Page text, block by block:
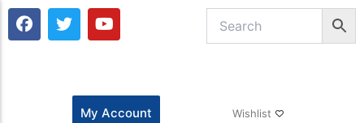
F
a
T
w
e
Y
o
b
e
My Account Wishlist